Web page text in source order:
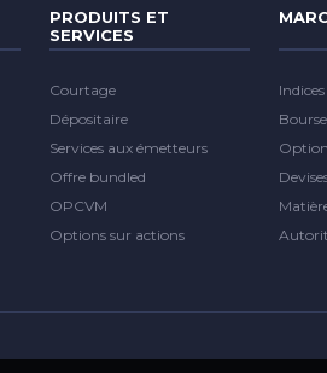
PRODUITS ET
SERVICES
Courtage
Dépositaire
Services aux émetteurs
Offre bundled
OPCVM
Options sur actions
Indices